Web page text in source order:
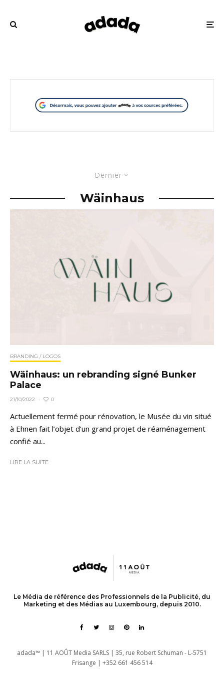
Dernier
Wäinhaus
BRANDING / LOGOS
Wäinhaus: un rebranding signé Bunker
Palace
21/10/2022 · 0
Actuellement fermé pour rénovation, le Musée du vin situé
à Ehnen fait l’objet d’un grand projet de réaménagement
confié au...
LIRE LA SUITE
Le Média de référence des Professionnels de la Publicité, du
Marketing et des Médias au Luxembourg, depuis 2010.
adada™ | 11 AOÛT Media SARLS | 35, rue Robert Schuman - L-5751
Frisange | +352 661 456 514